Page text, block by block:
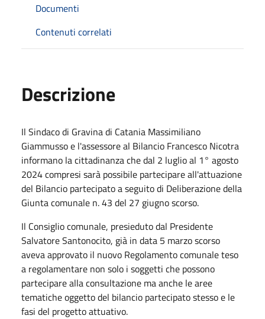
Documenti
Contenuti correlati
Descrizione
Il Sindaco di Gravina di Catania Massimiliano
Giammusso e l'assessore al Bilancio Francesco Nicotra
informano la cittadinanza che dal 2 luglio al 1° agosto
2024 compresi sarà possibile partecipare all'attuazione
del Bilancio partecipato a seguito di Deliberazione della
Giunta comunale n. 43 del 27 giugno scorso.
Il Consiglio comunale, presieduto dal Presidente
Salvatore Santonocito, già in data 5 marzo scorso
aveva approvato il nuovo Regolamento comunale teso
a regolamentare non solo i soggetti che possono
partecipare alla consultazione ma anche le aree
tematiche oggetto del bilancio partecipato stesso e le
fasi del progetto attuativo.